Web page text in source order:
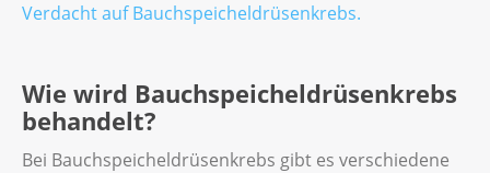
Verdacht auf Bauchspeicheldrüsenkrebs.
Wie wird Bauchspeicheldrüsenkrebs
behandelt?
Bei Bauchspeicheldrüsenkrebs gibt es verschiedene